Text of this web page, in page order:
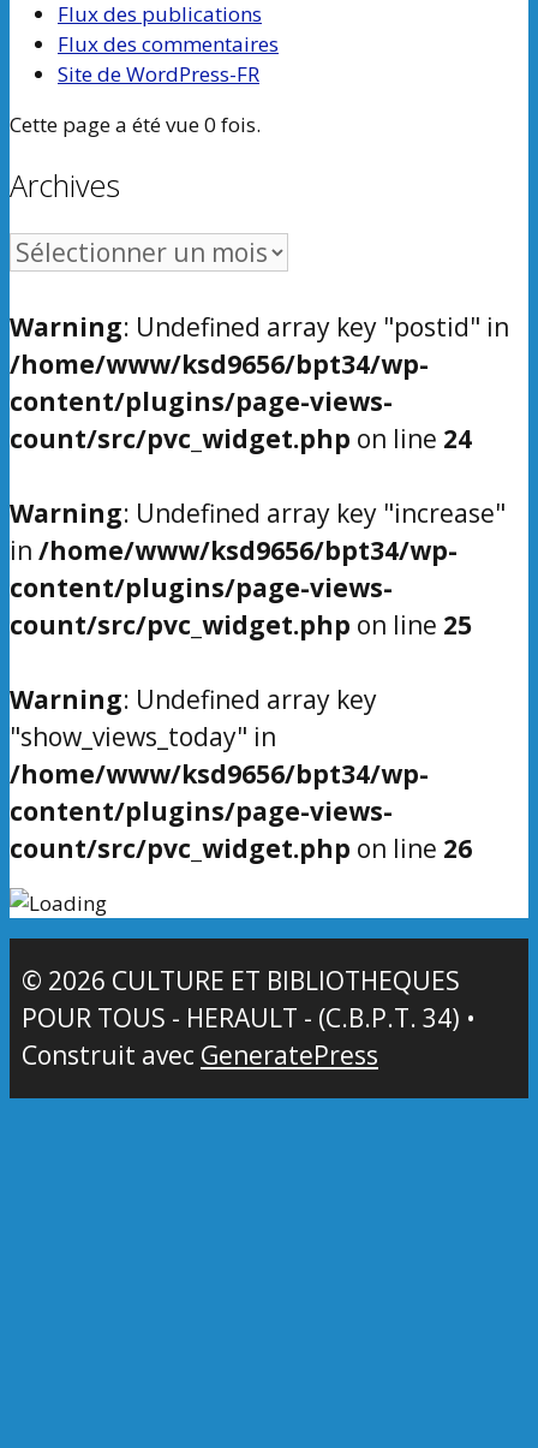
Flux des publications
Flux des commentaires
Site de WordPress-FR
Cette page a été vue 0 fois.
Archives
Archives
Warning: Undefined array key "postid" in
/home/www/ksd9656/bpt34/wp-
content/plugins/page-views-
count/src/pvc_widget.php on line 24
Warning: Undefined array key "increase"
in /home/www/ksd9656/bpt34/wp-
content/plugins/page-views-
count/src/pvc_widget.php on line 25
Warning: Undefined array key
"show_views_today" in
/home/www/ksd9656/bpt34/wp-
content/plugins/page-views-
count/src/pvc_widget.php on line 26
© 2026 CULTURE ET BIBLIOTHEQUES
POUR TOUS - HERAULT - (C.B.P.T. 34) •
Construit avec GeneratePress